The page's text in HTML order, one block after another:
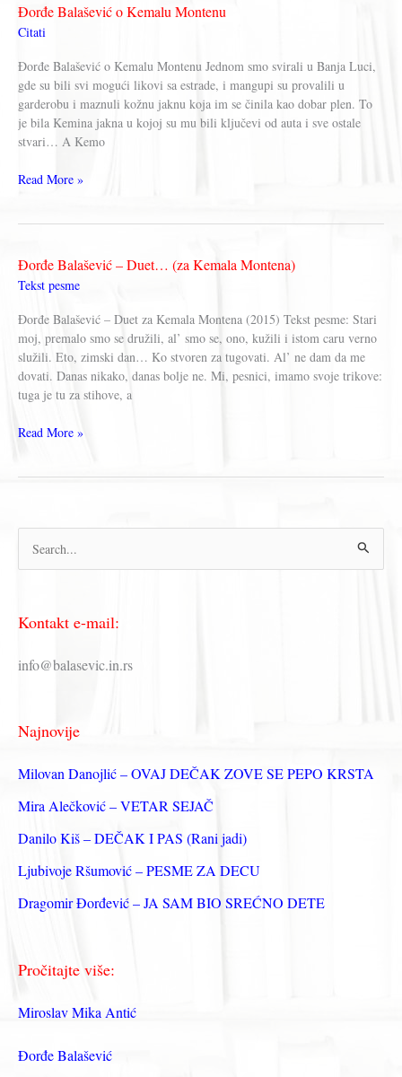
Vlado
Kreslin,
Balašević
–
Koncert
Sarajevo
2000.
Đorđe Balašević o Kemalu Montenu
Citati
Đorđe Balašević o Kemalu Montenu Jednom smo svirali u Banja Luci,
gde su bili svi mogući likovi sa estrade, i mangupi su provalili u
garderobu i maznuli kožnu jaknu koja im se činila kao dobar plen. To
je bila Kemina jakna u kojoj su mu bili ključevi od auta i sve ostale
stvari… A Kemo
Đorđe
Read More »
Đorđe Balašević – Duet… (za Kemala Montena)
Tekst pesme
Đorđe Balašević – Duet za Kemala Montena (2015) Tekst pesme: Stari
moj, premalo smo se družili, al’ smo se, ono, kužili i istom caru verno
služili. Eto, zimski dan… Ko stvoren za tugovati. Al’ ne dam da me
dovati. Danas nikako, danas bolje ne. Mi, pesnici, imamo svoje trikove:
tuga je tu za stihove, a
Đorđe
Kemala
Montena)
Read More »
р
т
а
з
а
Kontakt e-mail:
info@balasevic.in.rs
Najnovije
Milovan Danojlić – OVAJ DEČAK ZOVE SE PEPO KRSTA
Mira Alečković – VETAR SEJAČ
Danilo Kiš – DEČAK I PAS (Rani jadi)
Ljubivoje Ršumović – PESME ZA DECU
Dragomir Đorđević – JA SAM BIO SREĆNO DETE
Pročitajte više:
Miroslav Mika Antić
Đorđe Balašević